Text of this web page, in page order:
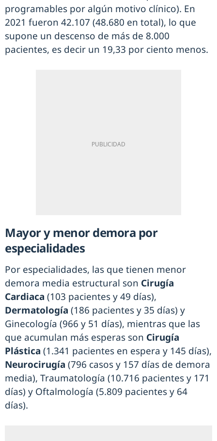
programables por algún motivo clínico). En
2021 fueron 42.107 (48.680 en total), lo que
supone un descenso de más de 8.000
pacientes, es decir un 19,33 por ciento menos.
Mayor y menor demora por
especialidades
Por especialidades, las que tienen menor
demora media estructural son Cirugía
Cardiaca (103 pacientes y 49 días),
Dermatología (186 pacientes y 35 días) y
Ginecología (966 y 51 días), mientras que las
que acumulan más esperas son Cirugía
Plástica (1.341 pacientes en espera y 145 días),
Neurocirugía (796 casos y 157 días de demora
media), Traumatología (10.716 pacientes y 171
días) y Oftalmología (5.809 pacientes y 64
días).